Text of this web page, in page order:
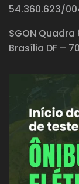
54.360.623/
SGON
Brasília DF –